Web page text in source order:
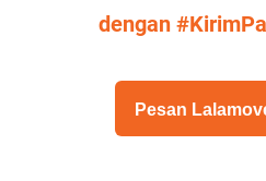
dengan
Pesan